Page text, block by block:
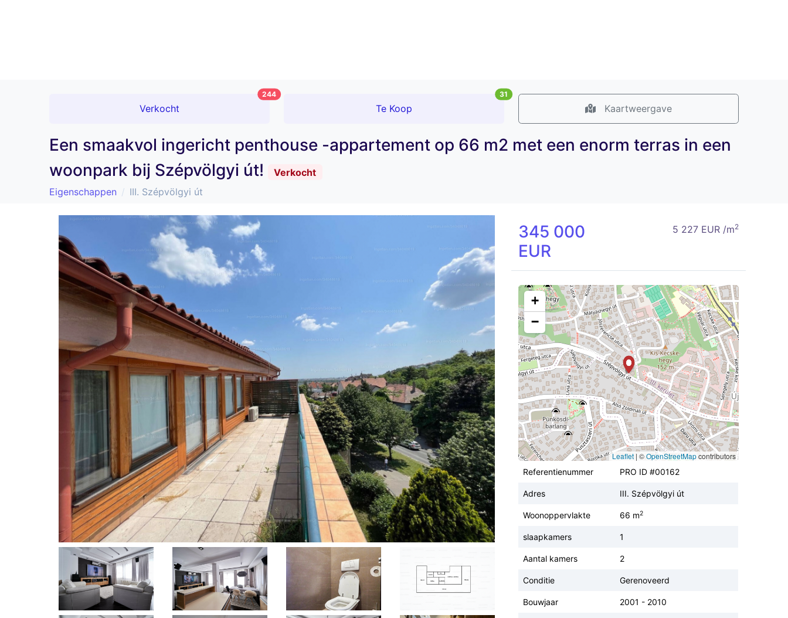
Verkocht
244
Te Koop
31
Kaartweergave
Een smaakvol ingericht penthouse -appartement op 66 m2 met een enorm terras in een
woonpark bij Szépvölgyi út!
Verkocht
Eigenschappen
III. Szépvölgyi út
345 000
EUR
5 227 EUR /m2
+
−
Leaflet | ©OpenStreetMapcontributors
Referentienummer
PRO ID #00162
Adres III. Szépvölgyi út
Woonoppervlakte 66 m2
slaapkamers 1
Aantal kamers 2
Conditie Gerenoveerd
Bouwjaar 2001 - 2010